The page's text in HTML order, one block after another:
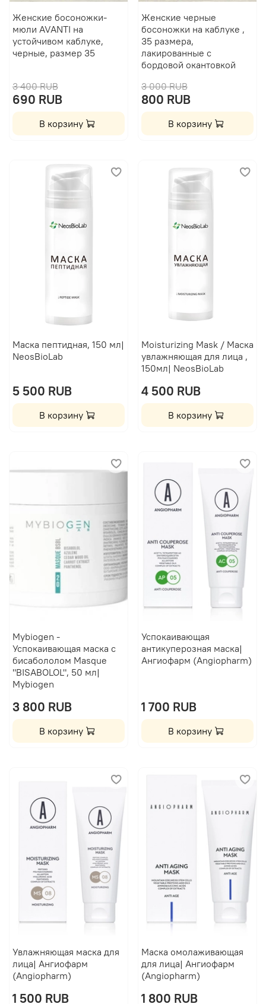
Женские босоножки-
мюли AVANTI на
устойчивом каблуке,
черные, размер 35
3 400 RUB
690 RUB
В корзину
Женские черные
босоножки на каблуке ,
35 размера,
лакированные с
бордовой окантовкой
3 000 RUB
800 RUB
В корзину
Маска пептидная, 150 мл|
NeosBioLab
5 500 RUB
В корзину
Moisturizing Mask / Маска
увлажняющая для лица ,
150мл| NeosBioLab
4 500 RUB
В корзину
Mybiogen -
Успокаивающая маска с
бисабололом Masque
"BISABOLOL", 50 мл|
Mybiogen
3 800 RUB
В корзину
Успокаивающая
антикуперозная маска|
Ангиофарм (Angiopharm)
1 700 RUB
В корзину
Увлажняющая маска для
лица| Ангиофарм
(Angiopharm)
1 500 RUB
Маска омолаживающая
для лица| Ангиофарм
(Angiopharm)
1 800 RUB